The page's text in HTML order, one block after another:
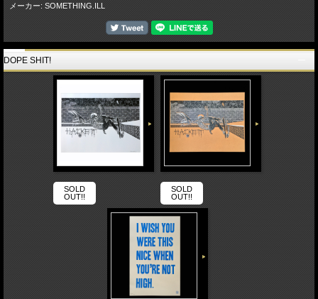
メーカー: SOMETHING.ILL
DOPE SHIT!
SOLD
OUT!!
SOLD
OUT!!